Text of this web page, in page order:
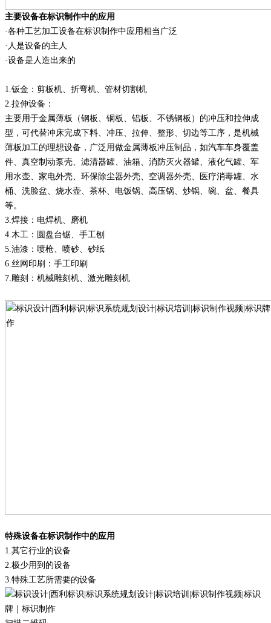
主要设备在标识制作中的应用
·各种工艺加工设备在标识制作中应用相当广泛
·人是设备的主人
·设备是人造出来的
1 钣金：剪板机 折弯机
管材切割机
2 拉伸设备 ：
主要用于金属薄板（钢板、铜板、铝板、不锈钢板）的冲压和拉伸成
型，可代替冲床完成下料、冲压、拉伸、整形、切边等工序，是机械
薄板加工的理想设备，广泛用做金属薄板冲压制品，如汽车车身覆盖
件、真空制动泵壳、滤清器罐、油箱、消防灭火器罐、液化气罐、军
用水壶、家电外壳、环保除尘器外壳、空调器外壳、医疗消毒罐、水
桶、洗脸盆、烧水壶、茶杯、电饭锅、高压锅、炒锅、碗、盆、餐具
等。
3 焊接：电焊机
磨机
4 木工：圆盘台锯
手工刨
5 油漆：喷枪 喷砂
砂纸
6 丝网印刷：手工印刷
7 雕刻：机械雕刻机 激光雕刻机
特殊设备在标识制作中的应用
1 其它行业的设备
2 极少用到的设备
3. 特殊工艺所需要的设备